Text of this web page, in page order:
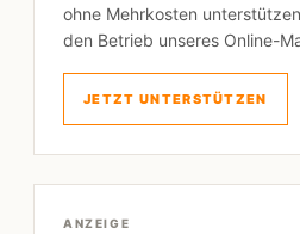
ohne Mehrkosten
den Betrieb unseres Online-
JETZT UNTERSTÜTZEN
ANZEIGE